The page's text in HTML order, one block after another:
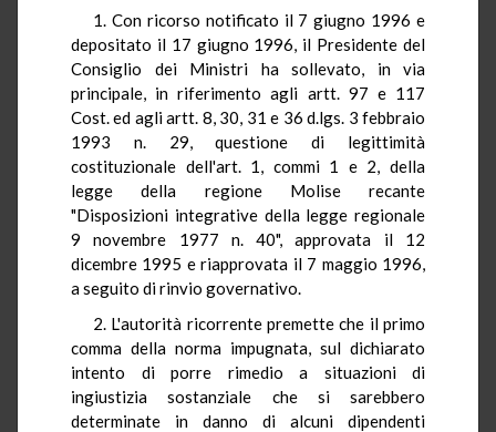
1. Con ricorso notificato il 7 giugno 1996 e
depositato il 17 giugno 1996, il Presidente del
Consiglio dei Ministri ha sollevato, in via
principale, in riferimento agli artt. 97 e 117
Cost. ed agli artt. 8, 30, 31 e 36 d.lgs. 3 febbraio
1993 n. 29, questione di legittimità
costituzionale dell'art. 1, commi 1 e 2, della
legge della regione Molise recante
"Disposizioni integrative della legge regionale
9 novembre 1977 n. 40", approvata il 12
dicembre 1995 e riapprovata il 7 maggio 1996,
a seguito di rinvio governativo.
2. L'autorità ricorrente premette che il primo
comma della norma impugnata, sul dichiarato
intento di porre rimedio a situazioni di
ingiustizia sostanziale che si sarebbero
determinate in danno di alcuni dipendenti